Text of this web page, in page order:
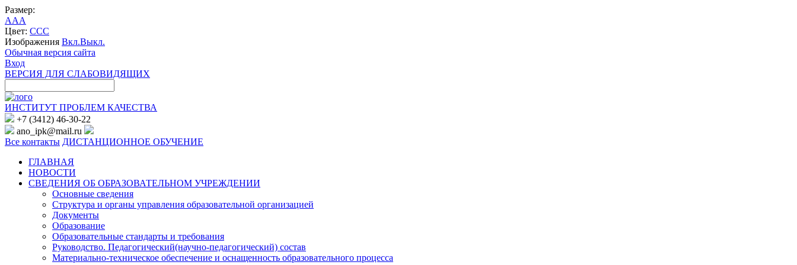
Размер:
AAA
Цвет: CCC
Изображения Вкл.Выкл.
Обычная версия сайта
Вход
ВЕРСИЯ ДЛЯ СЛАБОВИДЯЩИХ
ИНСТИТУТ ПРОБЛЕМ КАЧЕСТВА
+7 (3412) 46-30-22
ano_ipk@mail.ru
Все контакты ДИСТАНЦИОННОЕ ОБУЧЕНИЕ
ГЛАВНАЯ
НОВОСТИ
СВЕДЕНИЯ ОБ ОБРАЗОВАТЕЛЬНОМ УЧРЕЖДЕНИИ
Основные сведения
Структура и органы управления образовательной организацией
Документы
Образование
Образовательные стандарты и требования
Руководство. Педагогический(научно-педагогический) состав
Материально-техническое обеспечение и оснащенность образовательного процесса